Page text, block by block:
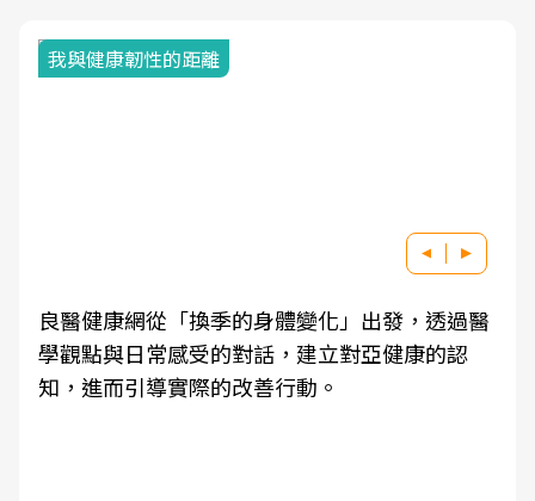
我與健康韌性的距離
良醫健康網從「換季的身體變化」出發，透過醫
學觀點與日常感受的對話，建立對亞健康的認
知，進而引導實際的改善行動。